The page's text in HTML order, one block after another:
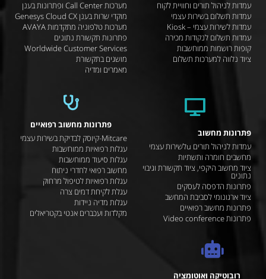
עמדות לניהול תורים וחוויית לקוח
עמדות תשלום בשירות עצמי
עמדות לשירות עצמי – Kiosk
עמדות תשלום לנקודות מכירה
קופות רושמות ממוחשבות
ציוד נלווה למערכות תשלום
מערכות Call Center ופתרונות בענן
מוקדי שרות בענן Genesys Cloud CX
מערכות טלפוניה מתקדמות AVAYA
פתרונות תקשורת נתונים
Worldwide Customer Services
מושגים בתקשורת
מאמרים ומדיה
פתרונות מחשוב
עמדות לניהול תורים uלשירות עצמי
מחשבים חומרה ותשתיות
ציוד מחשוב היקפי, ציוד תקשורת וגיבוי
נתונים
פתרונות הדפסה לעסקים
ציוד ארגונומי לסביבת המחשב
פתרונות מחשוב רפואיים
פתרונות Video conference
פתרונות מחשוב רפואיים
Mitcare-קיוסק לבדיקת בשירות עצמי
עגלות רפואיות ממוחשבות
עגלות סיעוד ממוחשבות
מחשוב רפואי לחדרי ניתוח
עגלות רפואיות לטיפול מרחוק
עגלת לקיחת דמים צרה
עגלות מדיה ניידות
מקלדות ועכברים אנטי בקטריאלים
רובוטיקה ואוטומציה